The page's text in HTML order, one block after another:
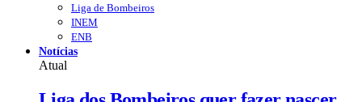
Liga de Bombeiros
INEM
ENB
Notícias
Atual